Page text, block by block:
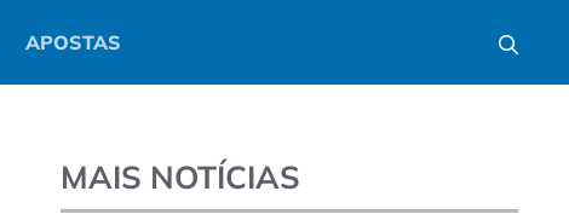
APOSTAS
MAIS NOTÍCIAS